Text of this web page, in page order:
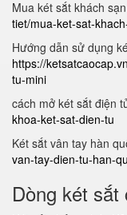
Mua két sắt khách
tiet/mua-ket-sat-
Hướng dẫn sử dụng
https://
tu-mini
cách mở két sắt điện
khoa-ket-sat-dien-tu
Két sắt vân tay hàn
van-tay-dien-tu-han-
Dòng két sắt